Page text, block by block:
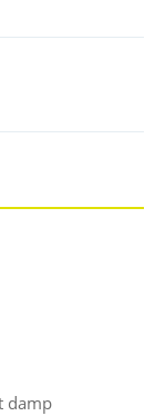
damp